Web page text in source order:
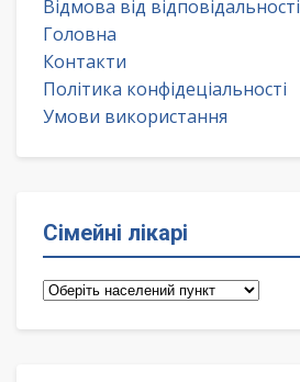
Відмова від відповідальності
Головна
Контакти
Політика конфідеціальності
Умови використання
Сімейні лікарі
Сімейні